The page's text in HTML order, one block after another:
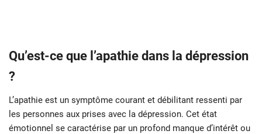
Qu’est-ce que l’apathie dans la dépression
?
L’apathie est un symptôme courant et débilitant ressenti par
les personnes aux prises avec la dépression. Cet état
émotionnel se caractérise par un profond manque d’intérêt ou